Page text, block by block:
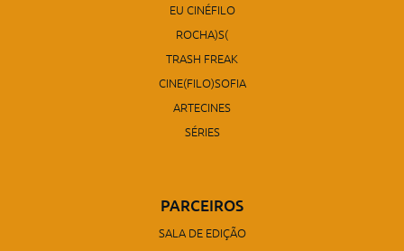
EU CINÉFILO
ROCHA)S(
TRASH FREAK
CINE(FILO)SOFIA
ARTECINES
SÉRIES
PARCEIROS
SALA DE EDIÇÃO